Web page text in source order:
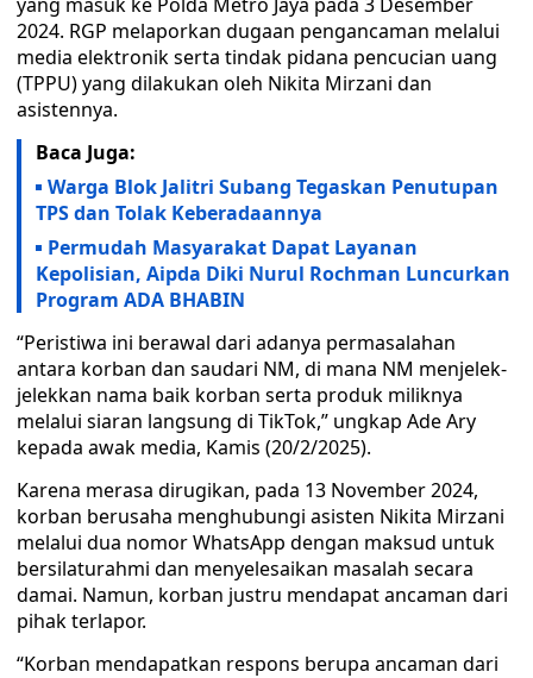
2024. RGP melaporkan dugaan pengancaman melalui
media elektronik serta tindak pidana pencucian uang
(TPPU) yang dilakukan oleh Nikita Mirzani dan
asistennya.
Baca Juga:
Warga Blok Jalitri Subang Tegaskan Penutupan
TPS dan Tolak Keberadaannya
Permudah Masyarakat Dapat Layanan
Kepolisian, Aipda Diki Nurul Rochman Luncurkan
Program ADA BHABIN
“Peristiwa ini berawal dari adanya permasalahan
antara korban dan saudari NM, di mana NM menjelek-
jelekkan nama baik korban serta produk miliknya
melalui siaran langsung di TikTok,” ungkap Ade Ary
kepada awak media, Kamis (20/2/2025).
Karena merasa dirugikan, pada 13 November 2024,
korban berusaha menghubungi asisten Nikita Mirzani
melalui dua nomor WhatsApp dengan maksud untuk
bersilaturahmi dan menyelesaikan masalah secara
damai. Namun, korban justru mendapat ancaman dari
pihak terlapor.
“Korban mendapatkan respons berupa ancaman dari